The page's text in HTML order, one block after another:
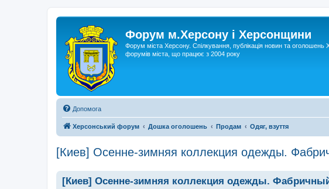
Форум м.Херсону і Херсонщини
Форум міста Херсону. Спілкування, публікація новин та оголошень
форумів міста, що працює з 2004 року
Допомога
Херсонський форум Дошка оголошень Продам Одяг, взуття
[Киев] Осенне-зимняя коллекция одежды.
[Киев] Осенне-зимняя коллекция одежды.